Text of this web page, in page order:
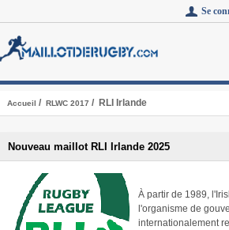
Se
Accueil / RLWC 2017 / RLI Irlande
Nouveau maillot RLI Irlande 2025
À partir de 1989,
l'organisme de
internationalement